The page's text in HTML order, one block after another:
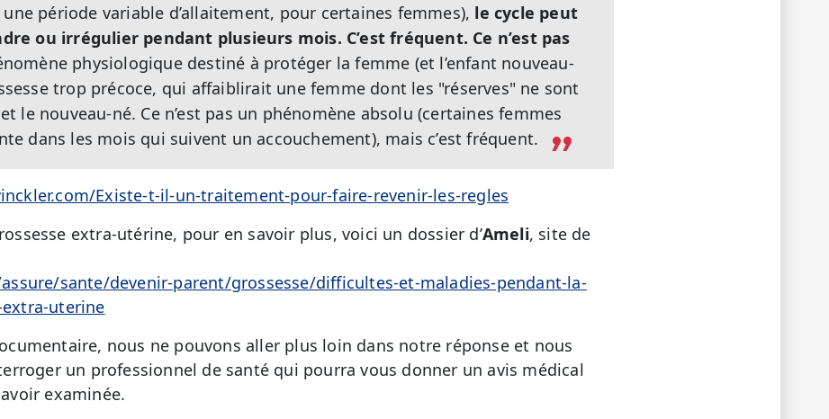
une période variable d’allaitement, pour certaines femmes), le cycle peut
ou irrégulier pendant plusieurs mois. C’est fréquent. Ce n’est pas
physiologique destiné à protéger la femme (et l’enfant nouveau-
trop précoce, qui affaiblirait une femme dont les "réserves" ne sont
le nouveau-né. Ce n’est pas un phénomène absolu (certaines femmes
dans les mois qui suivent un accouchement), mais c’est fréquent.
Existe-t-il-un-traitement-pour-faire-revenir-les-regles
extra-utérine, pour en savoir plus, voici un dossier d’Ameli, site de
sante/devenir-parent/grossesse/difficultes-et-maladies-pendant-la-
extra-uterine
nous ne pouvons aller plus loin dans notre réponse et nous
un professionnel de santé qui pourra vous donner un avis médical
examinée.